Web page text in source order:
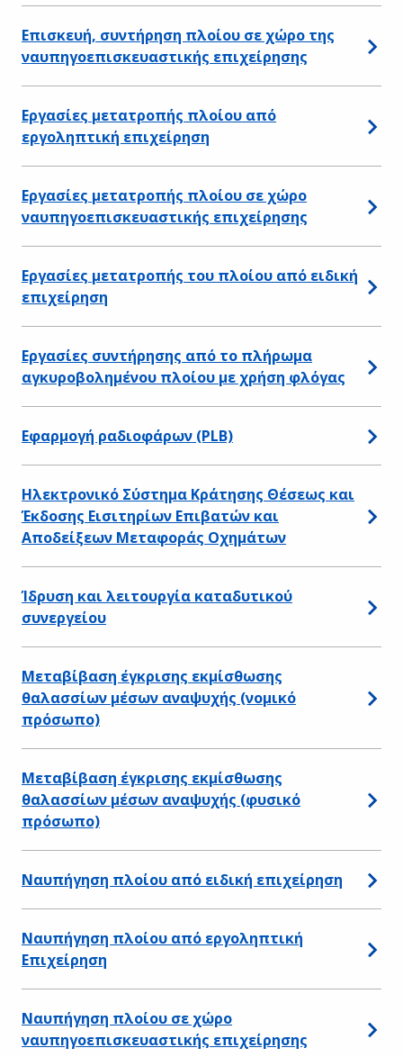
Επισκευή, συντήρηση πλοίου σε χώρο της
ναυπηγοεπισκευαστικής επιχείρησης
Εργασίες μετατροπής πλοίου από
εργοληπτική επιχείρηση
Εργασίες μετατροπής πλοίου σε χώρο
ναυπηγοεπισκευαστικής επιχείρησης
Εργασίες μετατροπής του πλοίου από ειδική
επιχείρηση
Εργασίες συντήρησης από το πλήρωμα
αγκυροβολημένου πλοίου με χρήση φλόγας
Εφαρμογή ραδιοφάρων (PLB)
Ηλεκτρονικό Σύστημα Κράτησης Θέσεως και
Έκδοσης Εισιτηρίων Επιβατών και
Αποδείξεων Μεταφοράς Οχημάτων
Ίδρυση και λειτουργία καταδυτικού
συνεργείου
Μεταβίβαση έγκρισης εκμίσθωσης
θαλασσίων μέσων αναψυχής (νομικό
πρόσωπο)
Μεταβίβαση έγκρισης εκμίσθωσης
θαλασσίων μέσων αναψυχής (φυσικό
πρόσωπο)
Ναυπήγηση πλοίου από ειδική επιχείρηση
Ναυπήγηση πλοίου από εργοληπτική
Επιχείρηση
Ναυπήγηση πλοίου σε χώρο
ναυπηγοεπισκευαστικής επιχείρησης